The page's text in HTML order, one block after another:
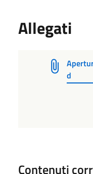
Allegati
d
Contenuti